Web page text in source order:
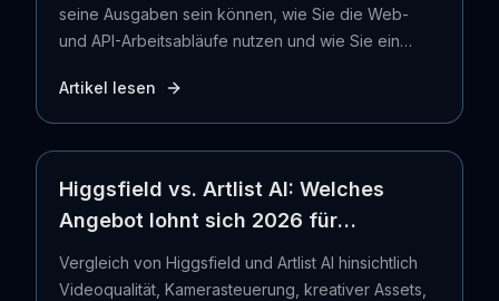
seine Ausgaben sein können, wie Sie die Web-
und API-Arbeitsabläufe nutzen und wie Sie ein
umwandeln.
Artikel lesen
Higgsfield vs. Artlist AI: Welches
Angebot lohnt sich 2026 für
Videoersteller?
Vergleich von Higgsfield und Artlist AI hinsichtlich
Videoqualität, Kamerasteuerung, kreativer Assets,